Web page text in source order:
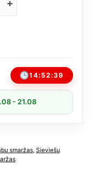
14:52:39
- 21.08
smaržas, Sieviešu